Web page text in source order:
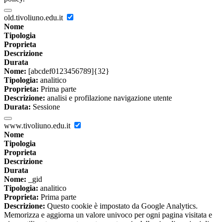
old.tivoliuno.edu.it
Nome
Tipologia
Proprieta
Descrizione
Durata
Nome: [abcdef0123456789]{32}
Tipologia: analitico
Proprieta: Prima parte
Descrizione: analisi e profilazione navigazione utente
Durata: Sessione
www.tivoliuno.edu.it
Nome
Tipologia
Proprieta
Descrizione
Durata
Nome: _gid
Tipologia: analitico
Proprieta: Prima parte
Descrizione: Questo cookie è impostato da Google Analytics.
Memorizza e aggiorna un valore univoco per ogni pagina visitata e